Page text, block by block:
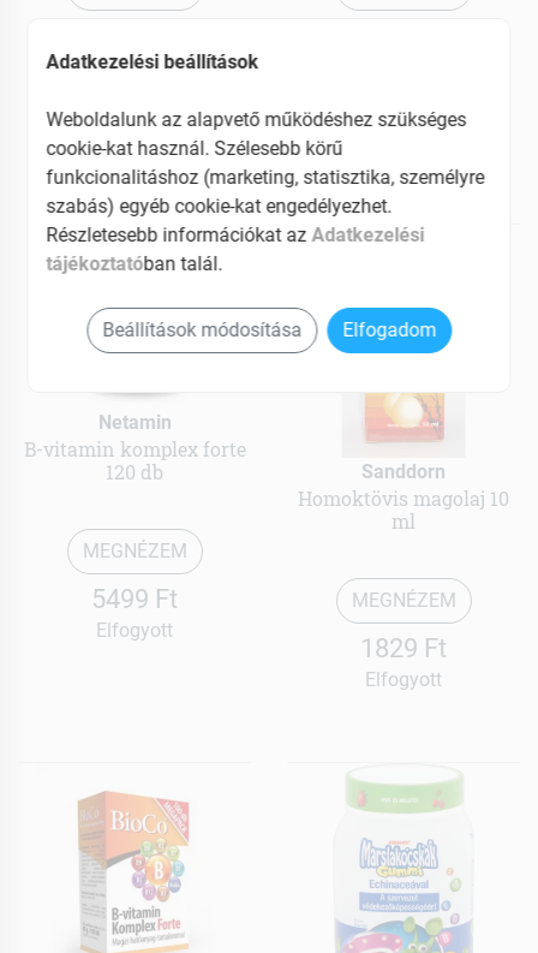
Elérhetõ
Kosárba teszem
Netamin
B-vitamin komplex forte
120 db
MEGNÉZEM
5499 Ft
Elfogyott
Sanddorn
Homoktövis magolaj 10
ml
MEGNÉZEM
1829 Ft
Elfogyott
Adatkezelési beállítások
Weboldalunk az alapvető működéshez szükséges
cookie-kat használ. Szélesebb körű
funkcionalitáshoz (marketing, statisztika, személyre
szabás) egyéb cookie-kat engedélyezhet.
Részletesebb információkat az Adatkezelési
tájékoztatóban talál.
Beállítások módosítása Elfogadom